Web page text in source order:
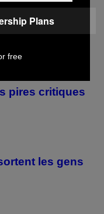
pires critiques
les gens
Plans
free